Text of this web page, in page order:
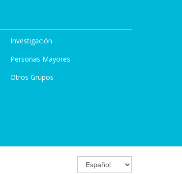
Investigación
Personas Mayores
Otros Grupos